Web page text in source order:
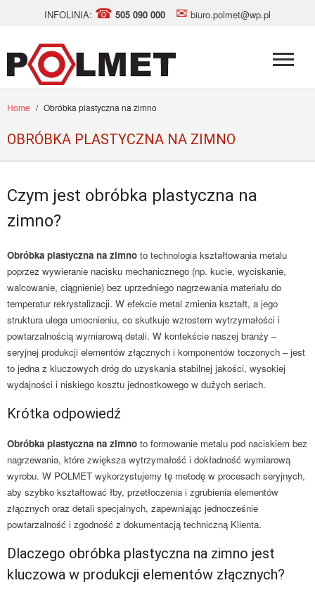
INFOLINIA: ☎ 505 090 000 ✉ biuro.polmet@wp.pl
OBRÓBKA PLASTYCZNA NA ZIMNO
Home / Obróbka plastyczna na zimno
Czym jest obróbka plastyczna na
zimno?
Obróbka plastyczna na zimno to technologia kształtowania metalu
poprzez wywieranie nacisku mechanicznego (np. kucie, wyciskanie,
walcowanie, ciągnienie) bez uprzedniego nagrzewania materiału do
temperatur rekrystalizacji. W efekcie metal zmienia kształt, a jego
struktura ulega umocnieniu, co skutkuje wzrostem wytrzymałości i
powtarzalnością wymiarową detali. W kontekście naszej branży –
seryjnej produkcji elementów złącznych i komponentów toczonych – jest
to jedna z kluczowych dróg do uzyskania stabilnej jakości, wysokiej
wydajności i niskiego kosztu jednostkowego w dużych seriach.
Krótka odpowiedź
Obróbka plastyczna na zimno to formowanie metalu pod naciskiem bez
nagrzewania, które zwiększa wytrzymałość i dokładność wymiarową
wyrobu. W POLMET wykorzystujemy tę metodę w procesach seryjnych,
aby szybko kształtować łby, przetłoczenia i zgrubienia elementów
złącznych oraz detali specjalnych, zapewniając jednocześnie
powtarzalność i zgodność z dokumentacją techniczną Klienta.
Dlaczego obróbka plastyczna na zimno jest
kluczowa w produkcji elementów złącznych?